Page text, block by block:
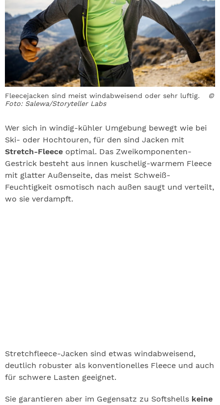
Fleecejacken sind meist windabweisend oder sehr luftig.
©
Foto: Salewa/Storyteller Labs
Wer sich in windig-kühler Umgebung bewegt wie bei
Ski- oder Hochtouren, für den sind Jacken mit
Stretch-Fleece optimal. Das Zweikomponenten-
Gestrick besteht aus innen kuschelig-warmem Fleece
mit glatter Außenseite, das meist Schweiß-
Feuchtigkeit osmotisch nach außen saugt und verteilt,
wo sie verdampft.
Stretchfleece-Jacken sind etwas windabweisend,
deutlich robuster als konventionelles Fleece und auch
für schwere Lasten geeignet.
Sie garantieren aber im Gegensatz zu Softshells keine